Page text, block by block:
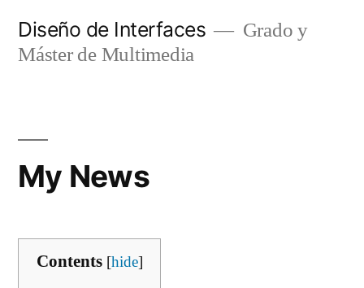
Diseño de Interfaces
Grado y
Máster de Multimedia
My News
Contents [hide]